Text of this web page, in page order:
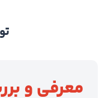
معرفی و